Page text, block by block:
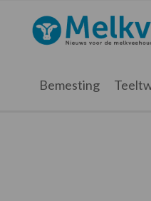
hoofdnavigatie
hoofd
eerste
voettekst
Melkveebedrijf.nl
Bemesting